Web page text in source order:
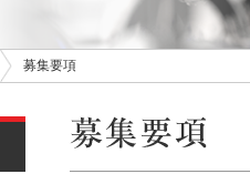
募集要項